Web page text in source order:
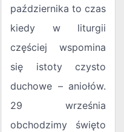
października to czas
kiedy w liturgii
częściej wspomina
się istoty czysto
duchowe – aniołów.
29 września
obchodzimy święto